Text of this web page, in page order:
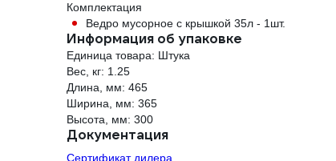
Комплектация
Ведро мусорное с крышкой 35л - 1шт.
Информация об упаковке
Единица товара: Штука
Вес, кг: 1.25
Длина, мм: 465
Ширина, мм: 365
Высота, мм: 300
Документация
Сертификат дилера